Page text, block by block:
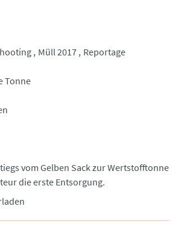
Müll 2017 Reportage
Tonne
vom Gelben Sack zur Wertstofftonne
die erste Entsorgung.